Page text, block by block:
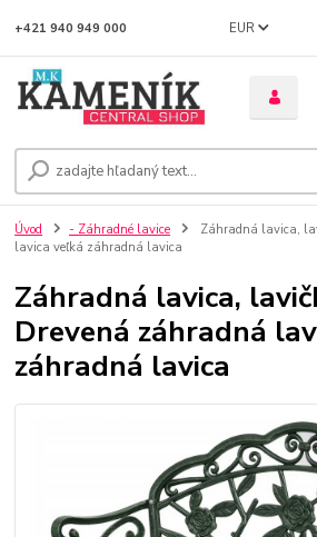
EUR
+421 940 949 000
Úvod - Záhradné lavice
Záhradná lavica,
lavica veľká záhradná lavica
Záhradná lavica,
Drevená záhradná
záhradná lavica